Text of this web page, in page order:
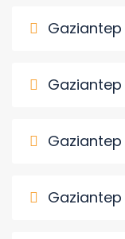
Gaziantep
Gaziantep
Gaziantep
Gaziantep